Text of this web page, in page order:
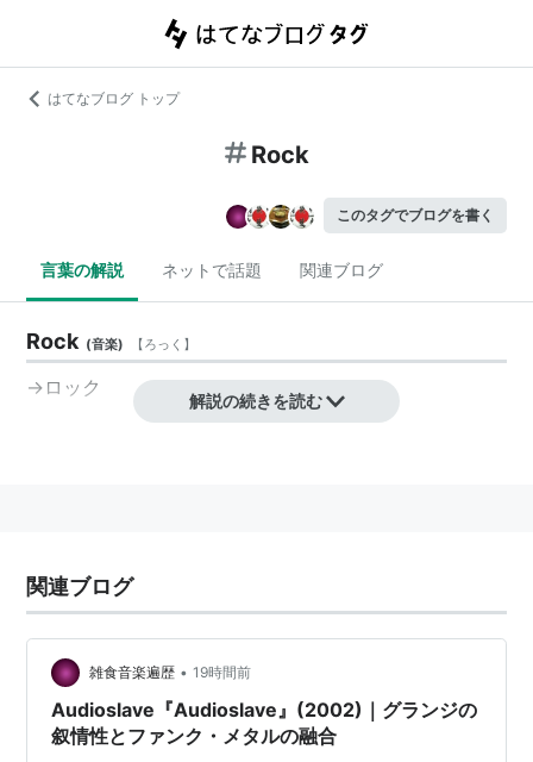
はてなブログ トップ
Rock
このタグでブログを書く
言葉の解説 ネットで話題 関連ブログ
Rock (音楽) 【ろっく 】
→ロック
解説の続きを読む
関連ブログ
雑食音楽遍歴 • 19時間前
Audioslave『Audioslave』(2002)｜グランジの
叙情性とファンク・メタルの融合